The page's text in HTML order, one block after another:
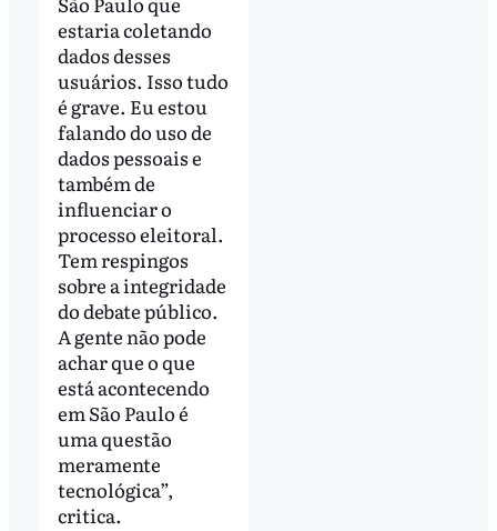
estaria coletando
dados desses
usuários. Isso tudo
é grave. Eu estou
falando do uso de
dados pessoais e
também de
influenciar o
processo eleitoral.
Tem respingos
sobre a integridade
do debate público.
A gente não pode
achar que o que
está acontecendo
em São Paulo é
uma questão
meramente
tecnológica”,
critica.